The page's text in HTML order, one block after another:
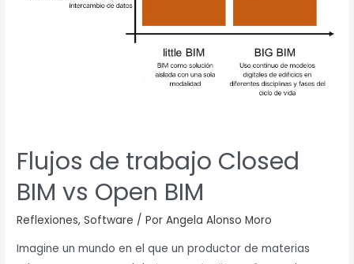
Flujos de trabajo Closed
BIM vs Open BIM
Reflexiones,Software / PorAngela Alonso Moro
Imagine un mundo en el que un productor de materias